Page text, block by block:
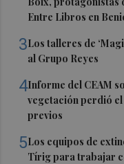
Entre Libros en
3Los talleres de
al Grupo Reyes
4Informe del CEAM
vegetación perdió el
previos
5Los equipos de
Tírig para trabajar